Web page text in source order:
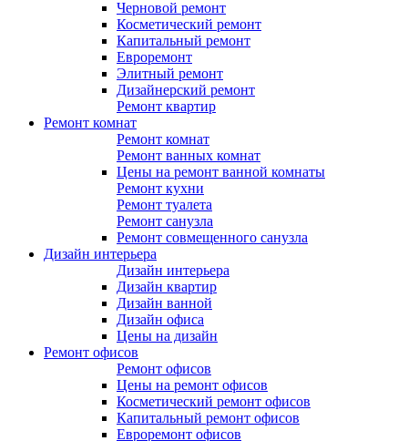
Черновой ремонт
Косметический ремонт
Капитальный ремонт
Евроремонт
Элитный ремонт
Дизайнерский ремонт
Ремонт квартир
Ремонт комнат
Ремонт комнат
Ремонт ванных комнат
Цены на ремонт ванной комнаты
Ремонт кухни
Ремонт туалета
Ремонт санузла
Ремонт совмещенного санузла
Дизайн интерьера
Дизайн интерьера
Дизайн квартир
Дизайн ванной
Дизайн офиса
Цены на дизайн
Ремонт офисов
Ремонт офисов
Цены на ремонт офисов
Косметический ремонт офисов
Капитальный ремонт офисов
Евроремонт офисов